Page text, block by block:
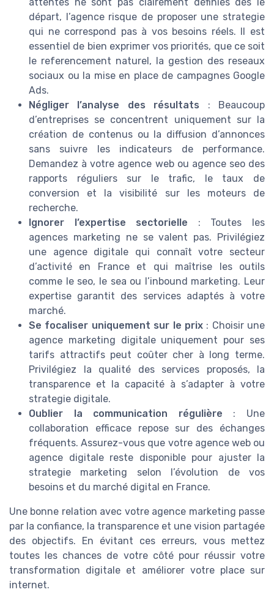
départ, l’agence risque de proposer une strategie
qui ne correspond pas à vos besoins réels. Il est
essentiel de bien exprimer vos priorités, que ce soit
le referencement naturel, la gestion des reseaux
sociaux ou la mise en place de campagnes Google
Ads.
Négliger l’analyse des résultats : Beaucoup
d’entreprises se concentrent uniquement sur la
création de contenus ou la diffusion d’annonces
sans suivre les indicateurs de performance.
Demandez à votre agence web ou agence seo des
rapports réguliers sur le trafic, le taux de
conversion et la visibilité sur les moteurs de
recherche.
Ignorer l’expertise sectorielle : Toutes les
agences marketing ne se valent pas. Privilégiez
une agence digitale qui connaît votre secteur
d’activité en France et qui maîtrise les outils
comme le seo, le sea ou l’inbound marketing. Leur
expertise garantit des services adaptés à votre
marché.
Se focaliser uniquement sur le prix: Choisir une
agence marketing digitale uniquement pour ses
tarifs attractifs peut coûter cher à long terme.
Privilégiez la qualité des services proposés, la
transparence et la capacité à s’adapter à votre
strategie digitale.
Oublier la communication régulière : Une
collaboration efficace repose sur des échanges
fréquents. Assurez-vous que votre agence web ou
agence digitale reste disponible pour ajuster la
strategie marketing selon l’évolution de vos
besoins et du marché digital en France.
Une bonne relation avec votre agence marketing passe
par la confiance, la transparence et une vision partagée
des objectifs. En évitant ces erreurs, vous mettez
toutes les chances de votre côté pour réussir votre
transformation digitale et améliorer votre place sur
internet.